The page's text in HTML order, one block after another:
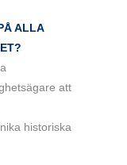
ALLA
att
historiska